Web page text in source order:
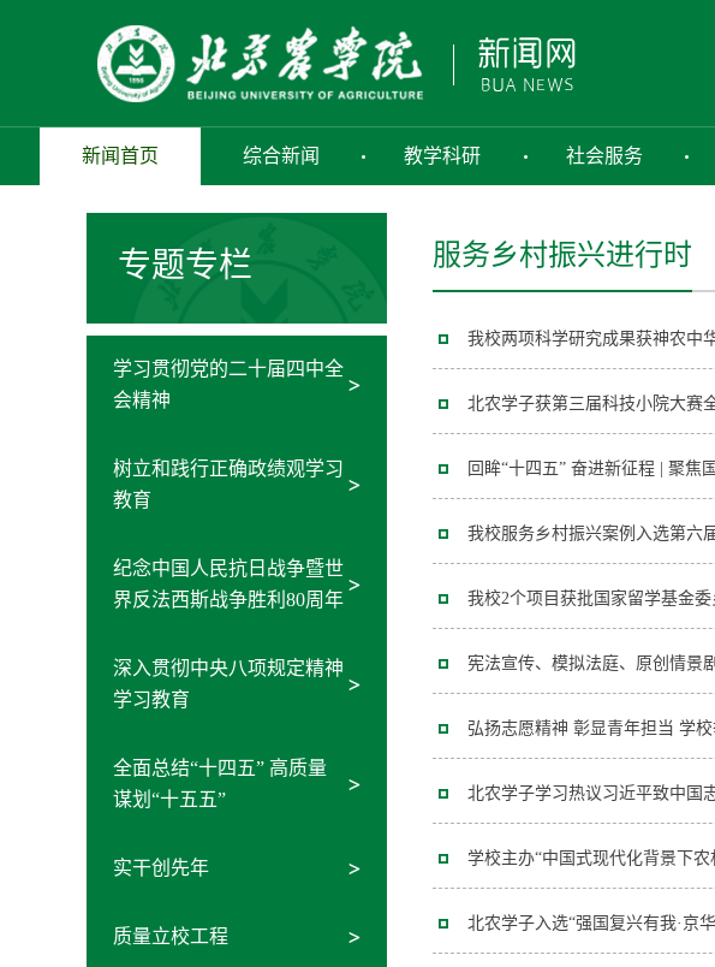
新闻首页 综合新闻 教学科研 社会服务
专题专栏
学习贯彻党的二十届四中全
会精神
树立和践行正确政绩观学习
教育
纪念中国人民抗日战争暨世
界反法西斯战争胜利80周年
深入贯彻中央八项规定精神
学习教育
全面总结“十四五” 高质量
谋划“十五五”
实干创先年
质量立校工程
服务乡村振兴进行时
我校两项科学研究成果获神农中
北农学子获第三届科技小院大赛
回眸“十四五” 奋进新征程 | 聚
我校服务乡村振兴案例入选第六
我校2个项目获批国家留学基金
宪法宣传、模拟法庭、原创情
弘扬志愿精神 彰显青年担当 学
北农学子学习热议习近平致中国
学校主办“中国式现代化背景下
北农学子入选“强国复兴有我·京